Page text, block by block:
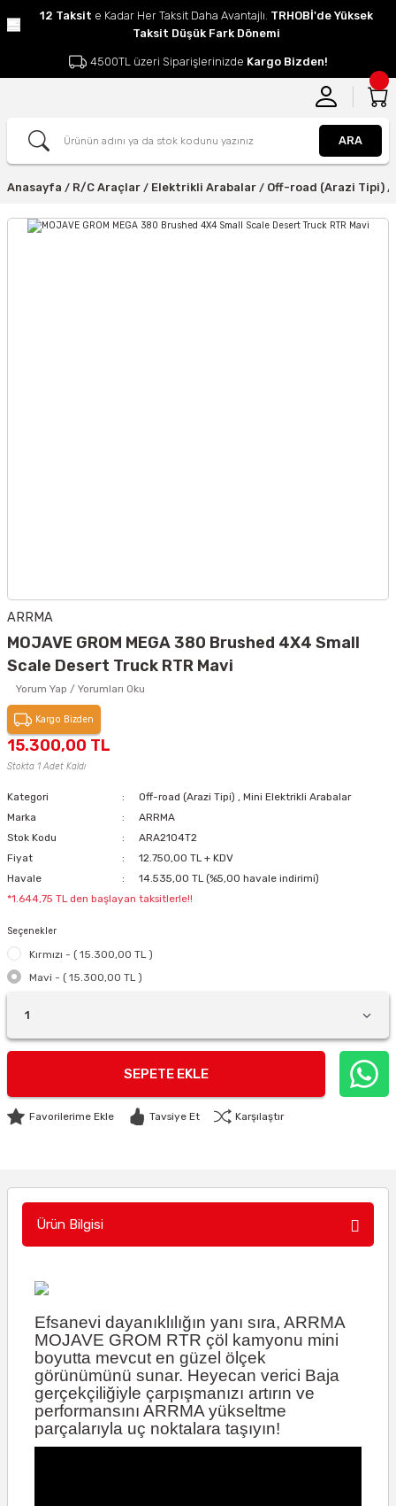
12 Taksit e Kadar Her Taksit Daha Avantajlı. TRHOBİ'de Yüksek
Taksit Düşük Fark Dönemi
4500TL üzeri Siparişlerinizde Kargo Bizden!
ARA
Anasayfa R/C Araçlar Elektrikli Arabalar Off-road (Arazi Tipi)
ARRMA
MOJAVE GROM MEGA 380 Brushed 4X4 Small
Scale Desert Truck RTR Mavi
Yorum Yap / Yorumları Oku
Kargo Bizden
15.300,00 TL
Stokta 1 Adet Kaldı
Kategori Off-road (Arazi Tipi) , Mini Elektrikli Arabalar
Marka
ARRMA
Stok Kodu
ARA2104T2
Fiyat
12.750,00 TL + KDV
Havale
14.535,00 TL (%5,00 havale indirimi)
*1.644,75 TL den başlayan taksitlerle!!
Seçenekler
Kırmızı - ( 15.300,00 TL )
Mavi - ( 15.300,00 TL )
SEPETE EKLE
Tavsiye Et Karşılaştır
Ürün Bilgisi
Efsanevi dayanıklılığın yanı sıra, ARRMA
MOJAVE GROM RTR çöl kamyonu mini
boyutta mevcut en güzel ölçek
görünümünü sunar. Heyecan verici Baja
gerçekçiliğiyle çarpışmanızı artırın ve
performansını ARRMA yükseltme
parçalarıyla uç noktalara taşıyın!